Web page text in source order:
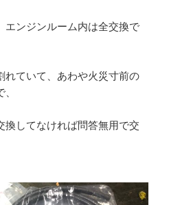
エンジンルーム内は全交換で
れていて、あわや火災寸前の
換してなければ問答無用で交